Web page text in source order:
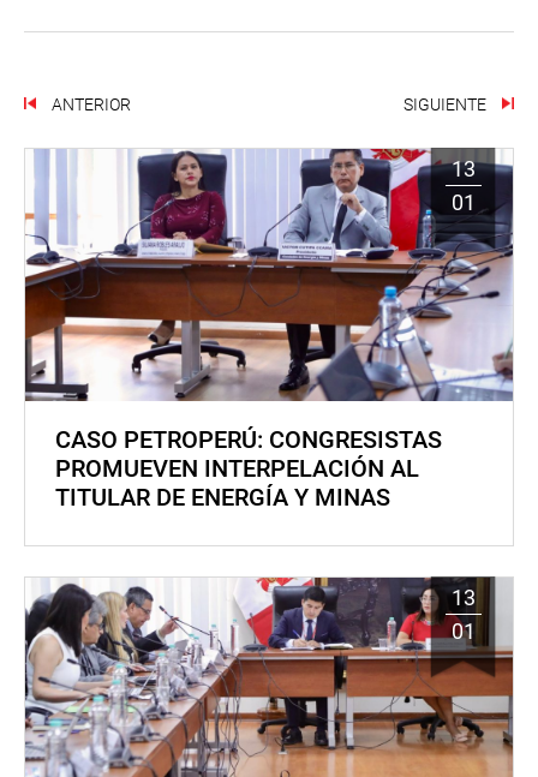
ANTERIOR SIGUIENTE
13
01
CASO PETROPERÚ: CONGRESISTAS
PROMUEVEN INTERPELACIÓN AL
TITULAR DE ENERGÍA Y MINAS
13
01